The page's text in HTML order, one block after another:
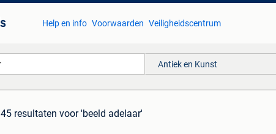
Help en info Voorwaarden Veiligheidscentrum
Antiek en Kunst
45 resultaten voor 'beeld adelaar'